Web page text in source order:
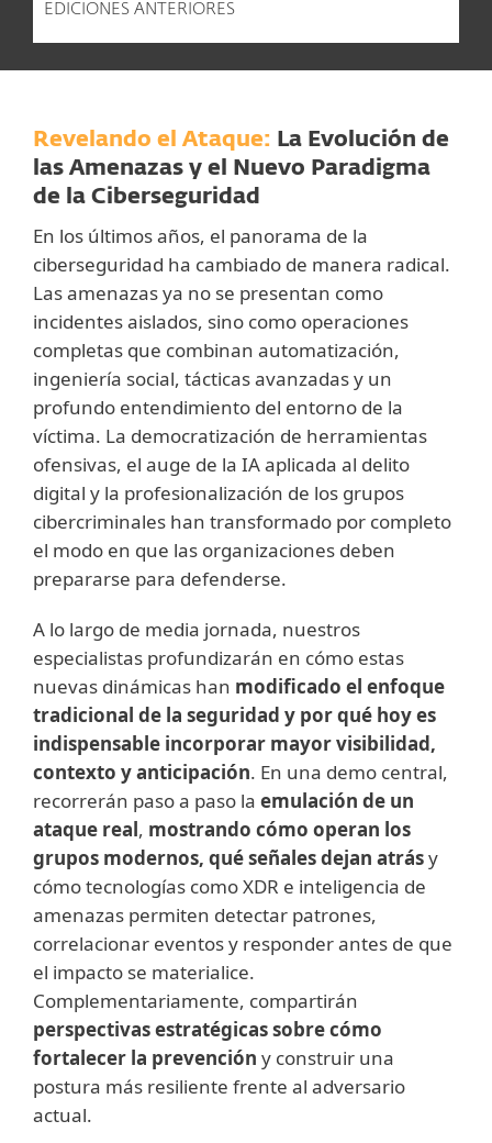
EDICIONES ANTERIORES
Revelando el Ataque: La Evolución de
las Amenazas y el Nuevo Paradigma
de la Ciberseguridad
En los últimos años, el panorama de la
ciberseguridad ha cambiado de manera radical.
Las amenazas ya no se presentan como
incidentes aislados, sino como operaciones
completas que combinan automatización,
ingeniería social, tácticas avanzadas y un
profundo entendimiento del entorno de la
víctima. La democratización de herramientas
ofensivas, el auge de la IA aplicada al delito
digital y la profesionalización de los grupos
cibercriminales han transformado por completo
el modo en que las organizaciones deben
prepararse para defenderse.
A lo largo de media jornada, nuestros
especialistas profundizarán en cómo estas
nuevas dinámicas han modificado el enfoque
tradicional de la seguridad y por qué hoy es
indispensable incorporar mayor visibilidad,
contexto y anticipación. En una demo central,
recorrerán paso a paso la emulación de un
ataque real, mostrando cómo operan los
grupos modernos, qué señales dejan atrásy
cómo tecnologías como XDR e inteligencia de
amenazas permiten detectar patrones,
correlacionar eventos y responder antes de que
el impacto se materialice.
Complementariamente, compartirán
perspectivas estratégicas sobre cómo
fortalecer la prevención y construir una
postura más resiliente frente al adversario
actual.